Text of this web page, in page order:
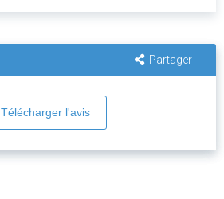
Partager
Télécharger l'avis